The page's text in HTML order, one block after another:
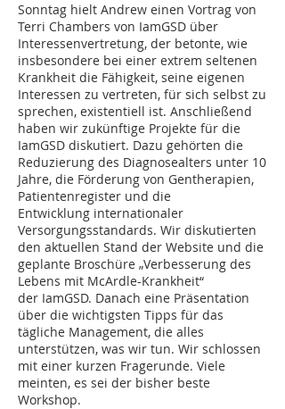
Sonntag hielt Andrew einen Vortrag von
Terri Chambers von IamGSD über
Interessenvertretung, der betonte, wie
insbesondere bei einer extrem seltenen
Krankheit die Fähigkeit, seine eigenen
Interessen zu vertreten, für sich selbst zu
sprechen, existentiell ist. Anschließend
haben wir zukünftige Projekte für die
IamGSD diskutiert. Dazu gehörten die
Reduzierung des Diagnosealters unter 10
Jahre, die Förderung von Gentherapien,
Patientenregister und die
Entwicklung internationaler
Versorgungsstandards. Wir diskutierten
den aktuellen Stand der Website und die
geplante Broschüre „Verbesserung des
Lebens mit McArdle-Krankheit“
der IamGSD. Danach eine Präsentation
über die wichtigsten Tipps für das
tägliche Management, die alles
unterstützen, was wir tun. Wir schlossen
mit einer kurzen Fragerunde. Viele
meinten, es sei der bisher beste
Workshop.